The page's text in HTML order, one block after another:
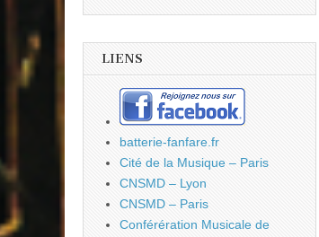
LIENS
batterie-fanfare.fr
Cité de la Musique – Paris
CNSMD – Lyon
CNSMD – Paris
Conférération Musicale de